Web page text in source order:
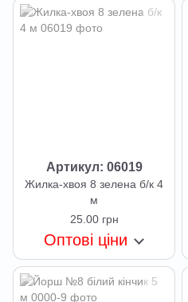
Артикул: 06019
Жилка-хвоя 8 зелена б/к 4
м
25.00 грн
Оптові ціни